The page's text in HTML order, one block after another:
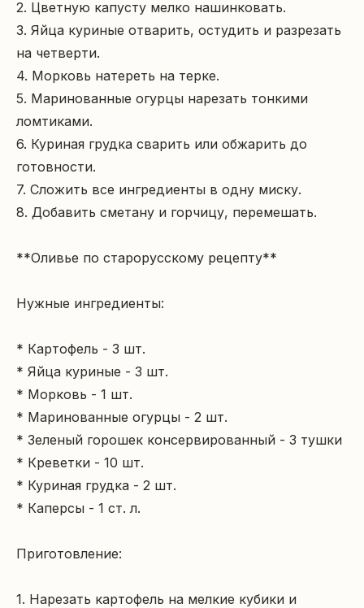
2. Цветную капусту мелко нашинковать.
3. Яйца куриные отварить, остудить и разрезать
на четверти.
4. Морковь натереть на терке.
5. Маринованные огурцы нарезать тонкими
ломтиками.
6. Куриная грудка сварить или обжарить до
готовности.
7. Сложить все ингредиенты в одну миску.
8. Добавить сметану и горчицу, перемешать.
**Оливье по старорусскому рецепту**
Нужные ингредиенты:
* Картофель - 3 шт.
* Яйца куриные - 3 шт.
* Морковь - 1 шт.
* Маринованные огурцы - 2 шт.
* Зеленый горошек консервированный - 3 тушки
* Креветки - 10 шт.
* Куриная грудка - 2 шт.
* Каперсы - 1 ст. л.
Приготовление:
1. Нарезать картофель на мелкие кубики и